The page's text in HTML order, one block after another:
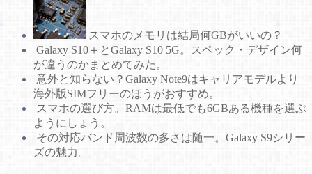
スマホのメモリは結局何GBがいいの？
Galaxy S10＋とGalaxy S10 5G。スペック・デザイン何
が違うのかまとめてみた。
意外と知らない？Galaxy Note9はキャリアモデルより
海外版SIMフリーのほうがおすすめ。
スマホの選び方。RAMは最低でも6GBある機種を選ぶ
ようにしょう。
その対応バンド周波数の多さは随一。Galaxy S9シリー
ズの魅力。